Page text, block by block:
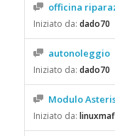
officina
Iniziato da: dado70
autonoleggio
Iniziato da: dado70
Modulo
Iniziato da: